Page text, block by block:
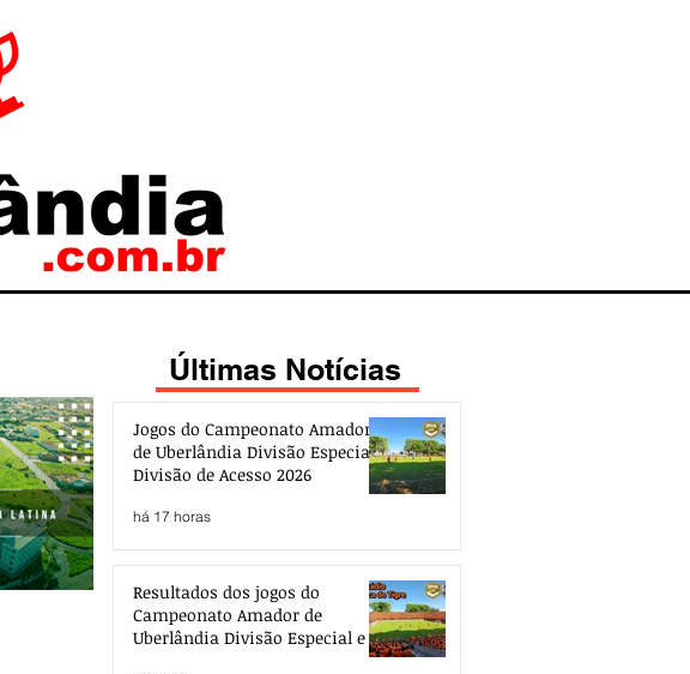
Últimas Notícias
Jogos do Campeonato Amador
de Uberlândia Divisão Especial e
Divisão de Acesso 2026
há 17 horas
Resultados dos jogos do
Campeonato Amador de
Uberlândia Divisão Especial e de